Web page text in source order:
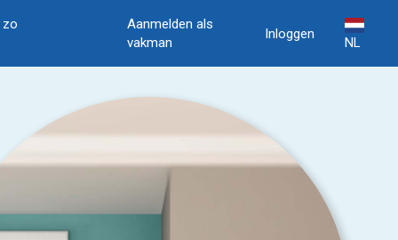
zo
Aanmelden als
vakman
Inloggen
NL